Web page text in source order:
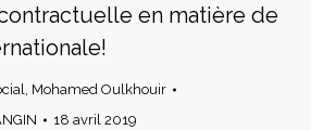
en matière de
Mohamed Oulkhouir
18 avril 2019